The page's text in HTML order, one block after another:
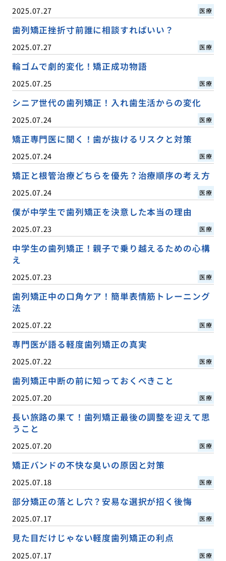
2025.07.27 医療
歯列矯正挫折寸前誰に相談すればいい？
2025.07.27 医療
輪ゴムで劇的変化！矯正成功物語
2025.07.25 医療
シニア世代の歯列矯正！入れ歯生活からの変化
2025.07.24 医療
矯正専門医に聞く！歯が抜けるリスクと対策
2025.07.24 医療
矯正と根管治療どちらを優先？治療順序の考え方
2025.07.24 医療
僕が中学生で歯列矯正を決意した本当の理由
2025.07.23 医療
中学生の歯列矯正！親子で乗り越えるための心構
え
2025.07.23 医療
歯列矯正中の口角ケア！簡単表情筋トレーニング
法
2025.07.22 医療
専門医が語る軽度歯列矯正の真実
2025.07.22 医療
歯列矯正中断の前に知っておくべきこと
2025.07.20 医療
長い旅路の果て！歯列矯正最後の調整を迎えて思
うこと
2025.07.20 医療
矯正バンドの不快な臭いの原因と対策
2025.07.18 医療
部分矯正の落とし穴？安易な選択が招く後悔
2025.07.17 医療
見た目だけじゃない軽度歯列矯正の利点
2025.07.17 医療